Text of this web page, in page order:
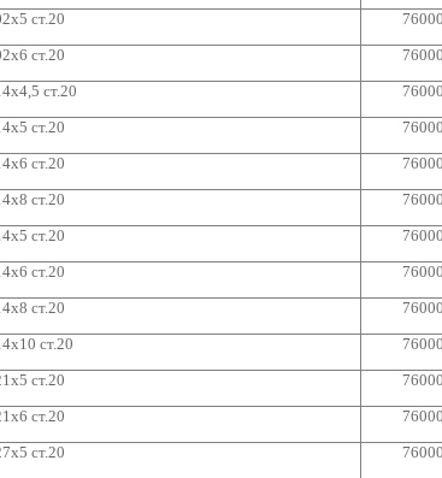
ст.20
76000
ст.20
76000
ст.20
76000
ст.20
76000
ст.20
76000
ст.20
76000
ст.20
76000
ст.20
76000
ст.20
76000
ст.20
76000
ст.20
76000
ст.20
76000
ст.20
76000